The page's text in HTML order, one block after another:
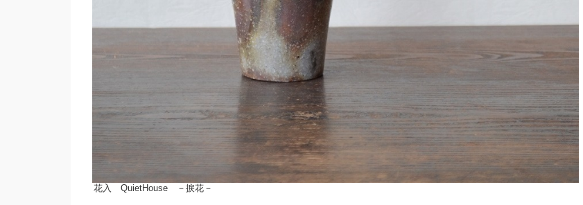
花入 QuietHouse －捩花－